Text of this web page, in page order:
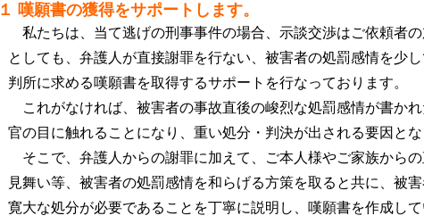
１ 嘆願書の獲得をサポートします。
私たちは、当て逃げの刑事事件の場合、示談交渉はご依頼者
としても、弁護人が直接謝罪を行ない、被害者の処罰感情を少
判所に求める嘆願書を取得するサポートを行なっております。
これがなければ、被害者の事故直後の峻烈な処罰感情が書か
官の目に触れることになり、重い処分・判決が出される要因とな
そこで、弁護人からの謝罪に加えて、ご本人様やご家族から
見舞い等、被害者の処罰感情を和らげる方策を取ると共に、被
寛大な処分が必要であることを丁寧に説明し、嘆願書を作成して